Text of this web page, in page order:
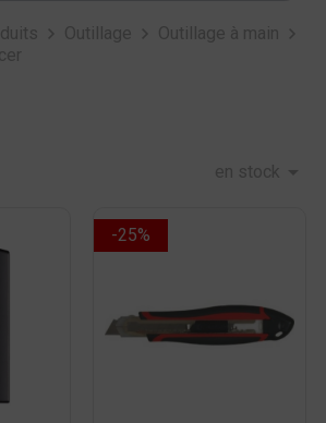
Outillage
Outillage à main
en stock 
-25%